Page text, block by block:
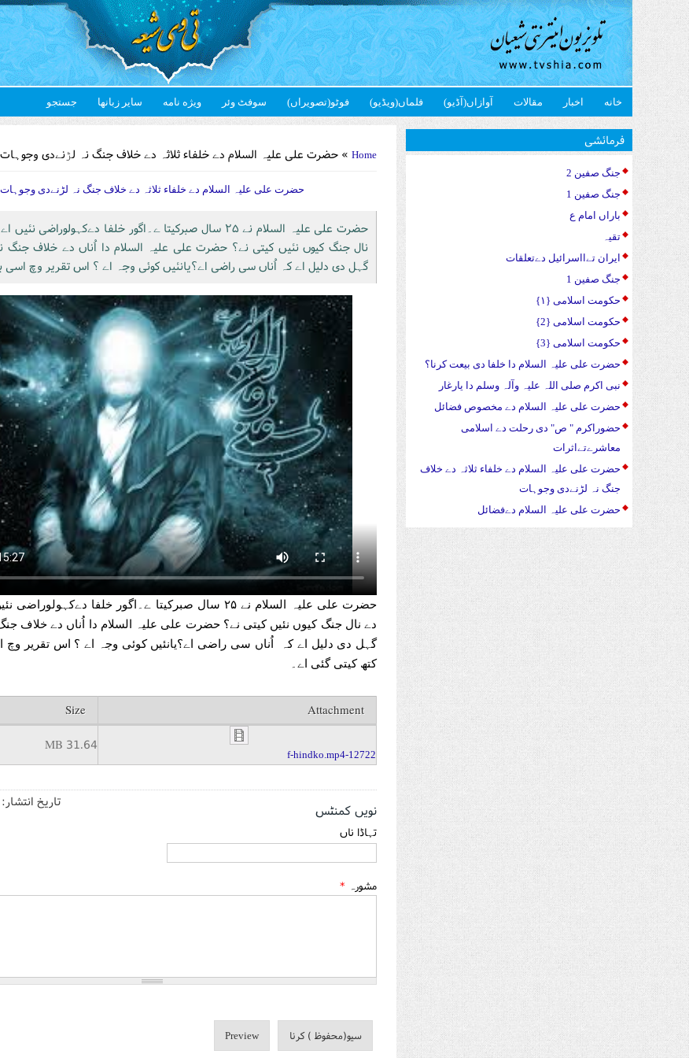
خانه اخبار مقالات آوازاں(آڈیو) فلماں(ویڈیو) فوٹو(تصویراں) سوفٹ وئر ویژه نامه سایر زبانها جستجو
Home » حضرت علی علیہ السلام دے خلفاء ثلاثہ دے خلاف جنگ نہ لڑنےدی وجوہات
حضرت علی علیہ السلام دے خلفاء ثلاثہ دے خلاف جنگ نہ لڑنےدی وجوہات
حضرت علی علیہ السلام نے ۲۵ سال صبرکیتا ے۔اگور خلفا دےکہولوراضی
نال جنگ کیوں نئیں کیتی نے؟ حضرت علی علیہ السلام دا اُناں دے خلاف جنگ
گہل دی دلیل اے کہ اُناں سی راضی اے؟یانئیں کوئی وجہ اے ؟ اس تقریر وچ اسی
حضرت علی علیہ السلام نے ۲۵ سال صبرکیتا ے۔اگور خلفا
دے نال جنگ کیوں نئیں کیتی نے؟ حضرت علی علیہ السلام دا اُناں دے خلاف جنگ
گہل دی دلیل اے کہ اُناں سی راضی اے؟یانئیں کوئی وجہ اے ؟ اس تقریر وچ
کتھ کیتی گئی اے۔
Attachment
Size
12722-f-hindko.mp4
31.64 MB
تاریخ انتشار: نویں کمنٹس
تہاڈا ناں
مشورہ *
فرمائشی
جنگ صفین 2
جنگ صفین 1
باراں امام ع
تقیہ
ایران تےااسرائیل دےتعلقات
جنگ صفین 1
حکومت اسلامی {۱}
حکومت اسلامی {2}
حکومت اسلامی {3}
حضرت علی علیہ السلام دا خلفا دی بیعت کرنا؟
نبی اکرم صلی اللہ علیہ وآلہ وسلم دا یارغار
حضرت علی علیہ السلام دے مخصوص فضائل
حضوراکرم " ص" دی رحلت دے اسلامی
معاشرےتےاثرات
حضرت علی علیہ السلام دے خلفاء ثلاثہ دے خلاف
جنگ نہ لڑنےدی وجوہات
حضرت علی علیہ السلام دےفضائل